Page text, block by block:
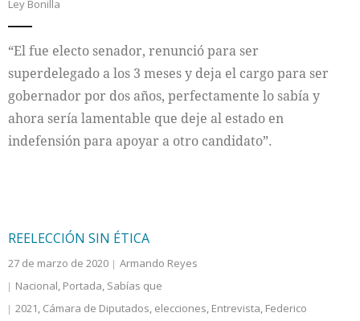
Ley Bonilla
“El fue electo senador, renunció para ser
superdelegado a los 3 meses y deja el cargo para ser
gobernador por dos años, perfectamente lo sabía y
ahora sería lamentable que deje al estado en
indefensión para apoyar a otro candidato”.
REELECCIÓN SIN ÉTICA
27 de marzo de 2020
Armando Reyes
Nacional, Portada, Sabías que
2021, Cámara de Diputados, elecciones, Entrevista, Federico